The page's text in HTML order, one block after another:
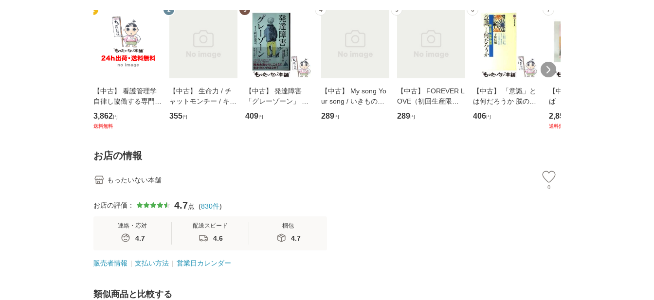
1
【中古】 看護管理学
自律し協働する専門職
の看護マネジメントス
キル 改訂第3版 (看護
堂 [単行
3,862円
送料無料
2
【中古】 生命力 / チ
ャットモンチー / キュ
ーンレコード [CD]
【メール便送料無料】
355円
3
【中古】 発達障害
「グレーゾーン」 そ
の正しい理解と克服法
(SB新書 572) / 岡田尊
409円
4
【中古】 My song Yo
ur song / いきものが
かり / [CD]【メール便
送料無料】
289円
5
【中古】 FOREVER L
OVE（初回生産限定
盤） / 清水翔太×加藤
ミリヤ / [CD]【メール
289円
6
【中古】 「意識」と
は何だろうか 脳の来
歴、知覚の錯誤 （講
談社現代新書） / 下条
406円
7
【中古】 耳をすませ
ば 〈2枚組〉 [DVD] /
ブエナ・ビスタ・ホー
ム・エンターテイメン
2,852
送料無料
お店の情報
もったいない本舗
0
お店の評価： 4.7点 (830件)
連絡・応対
4.7
配送スピード
4.6
梱包
4.7
販売者情報 支払い方法 営業日カレンダー
類似商品と比較する